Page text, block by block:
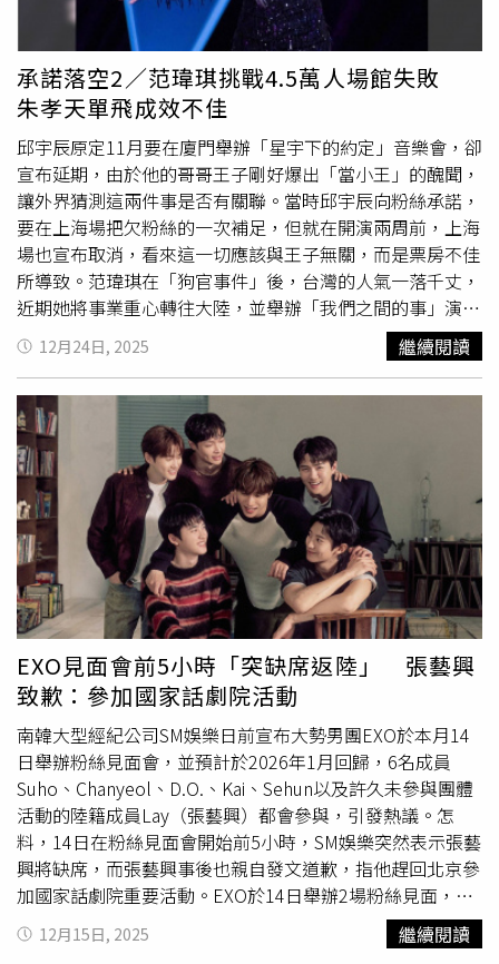
那天，王子也二度發布道歉聲明，這樣的時機點讓外界猜測
邱宇辰是否被哥哥牽連。其實邱宇辰開唱的場地是能容納
6000人的體育館，比較可能的取消原因為票房不佳，而非
哥哥的問題。廈門場宣布延期，邱宇辰向粉絲道歉。（圖／
翻攝自邱宇辰微博）廈門站取消後，邱宇辰也發文表示「對
不起……很難過」，不過他的音樂會沒有中斷，而是宣布上
海場將在12月27日登場，並說：「原本約好在廈門見面，
但計畫趕不上變化，讓大家失望真的很抱歉，但我不會讓這
次的遺憾停在這裡，我們把約定延續，12/27我會在上海等
你們，這一次會帶著更完整的準備、更好的狀態，把欠大家
的一份見面，一次補給你們。」邱宇辰原本承諾要與粉絲在
上海見面。（圖／翻攝自邱宇辰微博）如此信誓旦旦的約
定，粉絲們以為一定可以跟邱宇辰在上海見面，但就在演出
倒數2周時，主辦單位再度宣布上海站因故取消，讓粉絲們
相當崩潰。而他的經紀公司也發文表示：「基於對方考量以
及對於藝人整體工作安排的調整，邱宇辰12/27上海行程暫
緩，感謝大家一直以來的支持，我們會以正式公開的方式在
未來與大家見面。」其實邱宇辰在明年1月初也安排了武漢
的演出，但到現在還沒有公開售票資訊，是否能順利演出還
是未知數。經紀公司表示因藝人整體工作安排的調整，上海
音樂會取消。（圖／翻攝自IG）
承諾落空2／范瑋琪挑戰4.5萬人場館失敗
朱孝天單飛成效不佳
邱宇辰原定11月要在廈門舉辦「星宇下的約定」音樂會，卻
宣布延期，由於他的哥哥王子剛好爆出「當小王」的醜聞，
讓外界猜測這兩件事是否有關聯。當時邱宇辰向粉絲承諾，
要在上海場把欠粉絲的一次補足，但就在開演兩周前，上海
場也宣布取消，看來這一切應該與王子無關，而是票房不佳
所導致。范瑋琪在「狗官事件」後，台灣的人氣一落千丈，
近期她將事業重心轉往大陸，並舉辦「我們之間的事」演唱
會，不過也不太順利，像是她原定今年9月在遼寧鞍山開
唱，卻突然宣布「延期」。主辦單位表示主要原因為演唱會
涉及多個舞台道具及舞美裝置的安裝工作，預計無法達到演
出要求，不能完全保證最佳表演效果，為了保障觀眾的觀演
體驗，討論之後決定延期。但有網友表示她開唱的場館能容
納4.5萬人，卻只有最低票價完售，看來真正的原因應該是
票房問題。朱孝天個人演出喊卡，原因令人傻眼。（圖／翻
攝在朱孝天微博）曾經紅遍全亞洲的偶像男團F4相隔多年，
今年在五月天大巨蛋演唱會合體，後續卻傳出朱孝天因「大
嘴巴」被踢出，出新歌及辦演唱會都不見朱孝天的身影，而
朱孝天也拍攝影片嗆相信音樂，掀起熱議。其實朱孝天也嘗
試過自己辦演唱會，但成效不太好，今年他原本要在廣州開
唱，卻在倒數階段宣布取消，主辦單位發出聲明表示：「因
藝人近期檔期問題暫時取消演出，對此次取消演出實屬無奈
之舉。」這個取消理由讓已買票的觀眾非常傻眼，直呼：
「自己的演唱會為何沒空去！」鄭伊健日本演出取消，讓歌
迷相當不滿。（圖／翻攝自鄭伊健臉書）鄭伊健原本要在12
月初於日本東京辦演唱會，卻在開唱前夕喊卡，主辦單位表
示因「不可抗力因素」，整場活動將全面取消，不少忠實歌
迷在消息公布初期即搶購門票，並安排前往東京的行程，對
於臨時取消相當不滿。由於近期中日關係緊張，許多人猜測
鄭伊健取消演出與此有關，不過主辦單位未對此傳聞做進一
步說明，僅說希望觀眾們能體諒。
12月24日, 2025 繼續閱讀
EXO見面會前5小時「突缺席返陸」 張藝興
致歉：參加國家話劇院活動
南韓大型經紀公司SM娛樂日前宣布大勢男團EXO於本月14
日舉辦粉絲見面會，並預計於2026年1月回歸，6名成員
Suho、Chanyeol、D.O.、Kai、Sehun以及許久未參與團體
活動的陸籍成員Lay（張藝興）都會參與，引發熱議。怎
料，14日在粉絲見面會開始前5小時，SM娛樂突然表示張藝
興將缺席，而張藝興事後也親自發文道歉，指他趕回北京參
加國家話劇院重要活動。EXO於14日舉辦2場粉絲見面，並
預計於2026年第一季發行第8張正規專輯《REVERXE》正式
回歸。不過SM娛樂14日一早突透過粉絲社群發文表示，
12月15日, 2025 繼續閱讀